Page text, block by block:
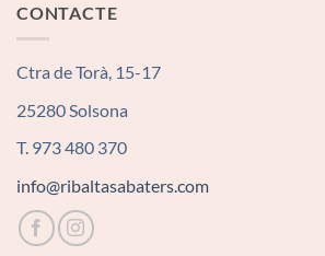
CONTACTE
Ctra de Torà, 15-17
25280 Solsona
T. 973 480 370
info@ribaltasabaters.com